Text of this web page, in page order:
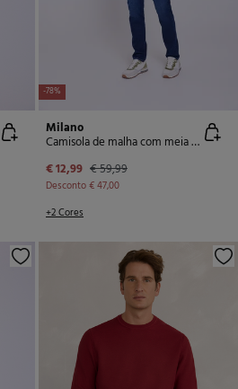
-78%
Milano
Camisola de malha com meia fecho-éclair
€ 12,99 € 59,99
Desconto€ 47,00
+2 Cores